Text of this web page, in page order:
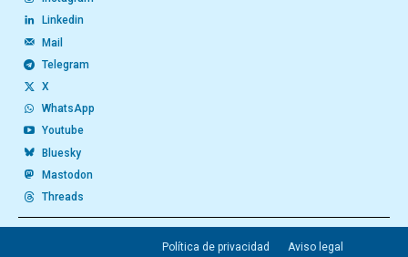
Linkedin
Mail
Telegram
X
WhatsApp
Youtube
Bluesky
Mastodon
Threads
Política de privacidad Aviso legal